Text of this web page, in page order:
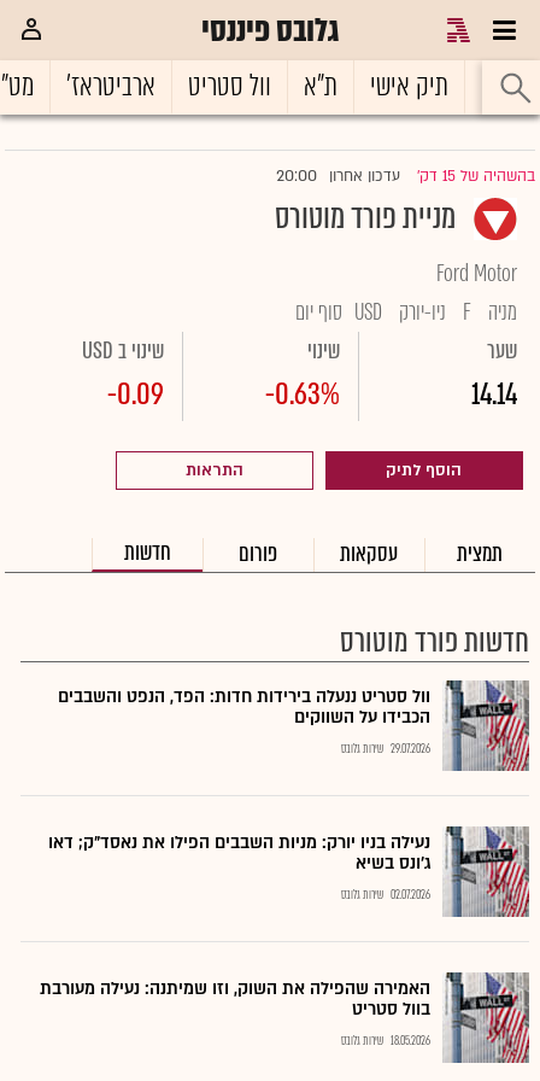
גלובס פיננסי
ראשי תיק אישי ת"א וול סטריט ארביטראז'
בהשהיה של 15 דק' |עדכון אחרון 20:00
מניית פורד מוטורס
Ford Motor
מניה F ניו-יורק USD סוף יום
שער
14.14
שינוי
-0.63%
שינוי ב USD
-0.09
הוסף לתיק התראות
תמצית עסקאות פורום חדשות
חדשות פורד מוטורס
וול סטריט ננעלה בירידות חדות: הפד, הנפט והשבבים
הכבידו על השווקים
29.07.2026 שירות גלובס
נעילה בניו יורק: מניות השבבים הפילו את נאסד"ק; דאו
ג'ונס בשיא
02.07.2026 שירות גלובס
האמירה שהפילה את השוק, וזו שמיתנה: נעילה מעורבת
בוול סטריט
18.05.2026 שירות גלובס